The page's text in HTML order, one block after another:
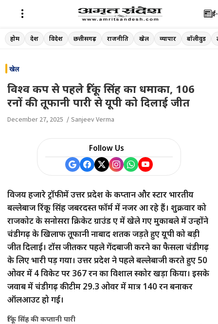
Skip
to
होम देश विदेश छत्तीसगढ़ राजनीति खेल व्यापार बॉलीवुड
खेल
विश्व कप से पहले रिंकू सिंह का धमाका, 106
रनों की तूफानी पारी से यूपी को दिलाई जीत
December 27, 2025 Sanjeev Verma
Follow Us
विजय हजारे ट्रॉफी में उत्तर प्रदेश के कप्तान और स्टार भारतीय
बल्लेबाज रिंकू सिंह जबरदस्त फॉर्म में नजर आ रहे हैं। शुक्रवार को
राजकोट के सनोसरा क्रिकेट ग्राउंड ए में खेले गए मुकाबले में उन्होंने
चंडीगढ़ के खिलाफ तूफानी नाबाद शतक जड़ते हुए यूपी को बड़ी
जीत दिलाई। टॉस जीतकर पहले गेंदबाजी करने का फैसला चंडीगढ़
के लिए भारी पड़ गया। उत्तर प्रदेश ने पहले बल्लेबाजी करते हुए 50
ओवर में 4 विकेट पर 367 रन का विशाल स्कोर खड़ा किया। इसके
जवाब में चंडीगढ़ की टीम 29.3 ओवर में मात्र 140 रन बनाकर
ऑलआउट हो गई।
रिंकू सिंह की कप्तानी पारी